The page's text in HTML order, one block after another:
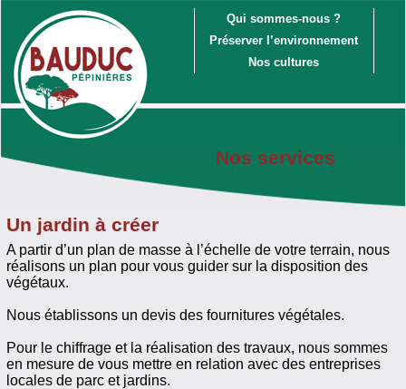
Un jardin à créer
A partir d’un plan de masse à l’échelle de votre terrain, nous
réalisons un plan pour vous guider sur la disposition des
végétaux.
Nous établissons un devis des fournitures végétales.
Pour le chiffrage et la réalisation des travaux, nous sommes
en mesure de vous mettre en relation avec des entreprises
locales de parc et jardins.
Nos services
Qui sommes-nous ?
Préserver l’environnement
Nos cultures